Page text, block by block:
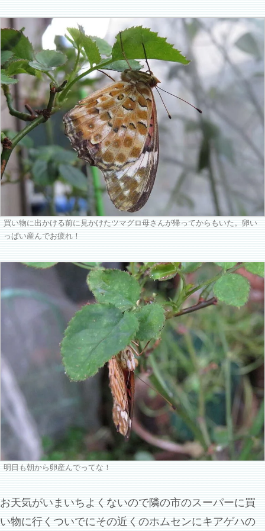
買い物に出かける前に見かけたツマグロ母さんが帰ってからもいた。卵い
っぱい産んでお疲れ！
明日も朝から卵産んでってな！
お天気がいまいちよくないので隣の市のスーパーに買
い物に行くついでにその近くのホムセンにキアゲハの